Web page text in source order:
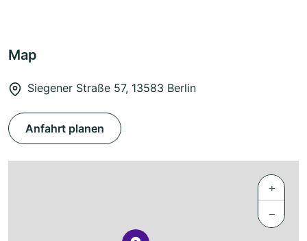
Map
Siegener Straße 57, 13583 Berlin
Anfahrt planen
+
−